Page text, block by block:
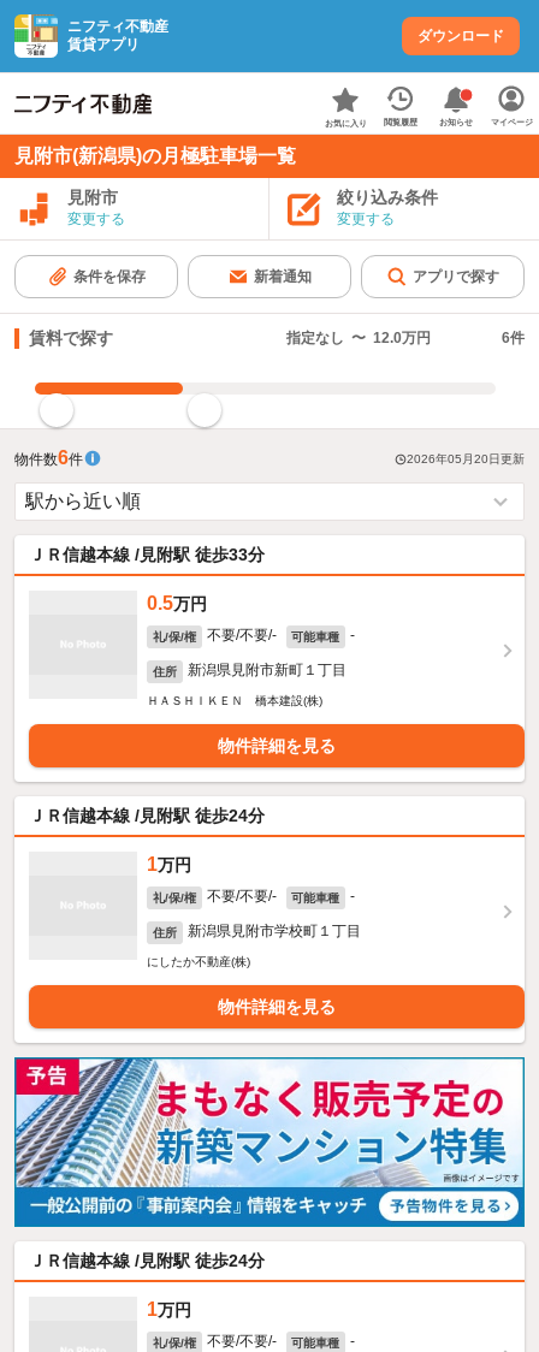
ニフティ不動産
賃貸アプリ
ダウンロード
お気に入り 閲覧履歴 お知らせ マイページ
見附市(新潟県)の月極駐車場一覧
見附市
変更する
絞り込み条件
変更する
条件を保存 新着通知 アプリで探す
賃料で探す 指定なし 〜 12.0万円 6件
物件数6件 2026年05月20日更新
ＪＲ信越本線 /見附駅 徒歩33分
0.5万円
礼/保/権 不要/不要/- 可能車種 -
住所 新潟県見附市新町１丁目
ＨＡＳＨＩＫＥＮ 橋本建設(株)
物件詳細を見る
ＪＲ信越本線 /見附駅 徒歩24分
1万円
礼/保/権 不要/不要/- 可能車種 -
住所 新潟県見附市学校町１丁目
にしたか不動産(株)
物件詳細を見る
ＪＲ信越本線 /見附駅 徒歩24分
1万円
礼/保/権 不要/不要/- 可能車種 -